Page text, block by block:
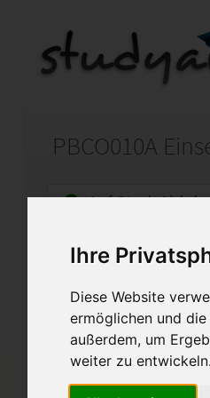
Ihre
Diese Website
ermöglichen und die
außerdem, um
weiter zu entwickeln.
Auf
Startseite Psychologie